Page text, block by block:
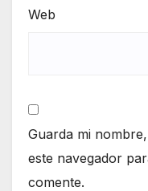
Web
Guarda mi
este navegador
comente.